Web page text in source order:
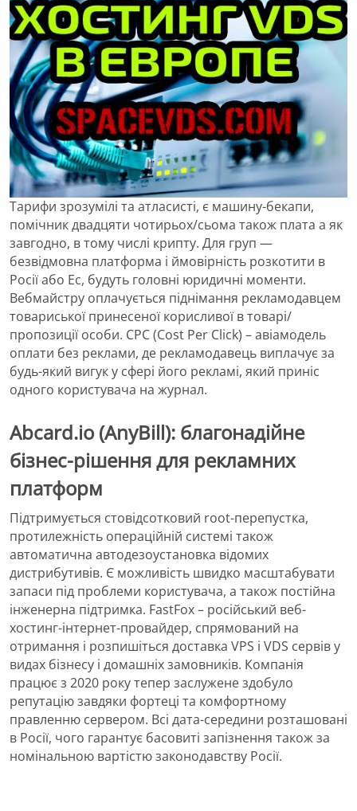
Тарифи зрозумілі та атласисті, є машину-бекапи,
помічник двадцяти чотирьох/сьома також плата а як
завгодно, в тому числі крипту. Для груп —
безвідмовна платформа і ймовірність розкотити в
Росії або Ес, будуть головні юридичні моменти.
Вебмайстру оплачується піднімання рекламодавцем
товариської принесеної корисливої ​​в товарі/
пропозиції особи. CPC (Cost Per Click) – авіамодель
оплати без реклами, де рекламодавець виплачує за
будь-який вигук у сфері його рекламі, який приніс
одного користувача на журнал.
Abcard.io (AnyBill): благонадійне
бізнес-рішення для рекламних
платформ
Підтримується стовідсотковий root-перепустка,
протилежність операційній системі також
автоматична автодезоустановка відомих
дистрибутивів. Є можливість швидко масштабувати
запаси під проблеми користувача, а також постійна
інженерна підтримка. FastFox – російський веб-
хостинг-інтернет-провайдер, спрямований на
отримання і розпишіться доставка VPS і VDS сервів у
видах бізнесу і домашніх замовників. Компанія
працює з 2020 року тепер заслужене здобуло
репутацію завдяки фортеці та комфортному
правленню сервером. Всі дата-середини розташовані
в Росії, чого гарантує басовиті запізнення також за
номінальною вартістю законодавству Росії.